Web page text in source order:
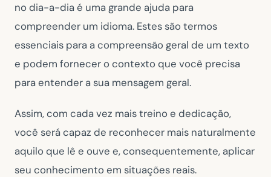
no dia-a-dia é uma grande ajuda para
compreender um idioma. Estes são termos
essenciais para a compreensão geral de um texto
e podem fornecer o contexto que você precisa
para entender a sua mensagem geral.
Assim, com cada vez mais treino e dedicação,
você será capaz de reconhecer mais naturalmente
aquilo que lê e ouve e, consequentemente, aplicar
seu conhecimento em situações reais.